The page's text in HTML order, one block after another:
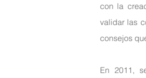
con la
validar las
consejos
En 2011,